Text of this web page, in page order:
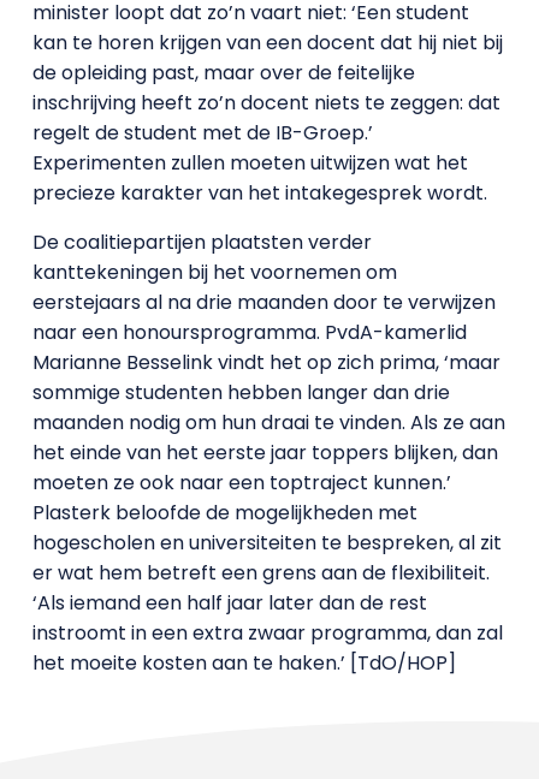
minister loopt dat zo’n vaart niet: ‘Een student
kan te horen krijgen van een docent dat hij niet bij
de opleiding past, maar over de feitelijke
inschrijving heeft zo’n docent niets te zeggen: dat
regelt de student met de IB-Groep.’
Experimenten zullen moeten uitwijzen wat het
precieze karakter van het intakegesprek wordt.
De coalitiepartijen plaatsten verder
kanttekeningen bij het voornemen om
eerstejaars al na drie maanden door te verwijzen
naar een honoursprogramma. PvdA-kamerlid
Marianne Besselink vindt het op zich prima, ‘maar
sommige studenten hebben langer dan drie
maanden nodig om hun draai te vinden. Als ze aan
het einde van het eerste jaar toppers blijken, dan
moeten ze ook naar een toptraject kunnen.’
Plasterk beloofde de mogelijkheden met
hogescholen en universiteiten te bespreken, al zit
er wat hem betreft een grens aan de flexibiliteit.
‘Als iemand een half jaar later dan de rest
instroomt in een extra zwaar programma, dan zal
het moeite kosten aan te haken.’ [TdO/HOP]